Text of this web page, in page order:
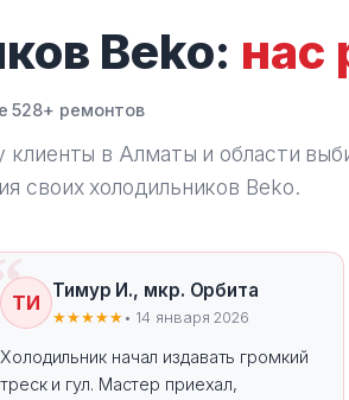
Beko: нас
528+ ремонтов
в Алматы и области
своих холодильников Beko.
ТИ
Тимур И., мкр. Орбита
★★★★★ • 14 января 2026
Холодильник начал издавать громкий
треск и гул. Мастер приехал,